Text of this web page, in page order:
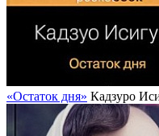
«Остаток дня» Кадзуро